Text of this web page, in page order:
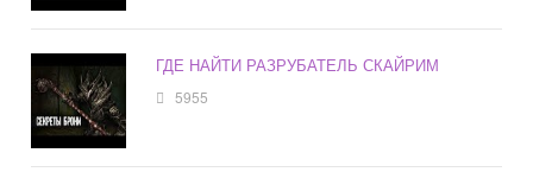
ГДЕ НАЙТИ РАЗРУБАТЕЛЬ СКАЙРИМ
5955